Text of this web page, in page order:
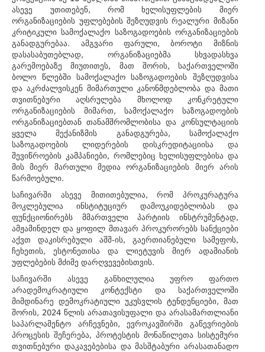
ასევე უთითებენ, რომ ხელისუფლების მიერ
ორგანიზაციების უფლებების შეზღუდვის რეალური მიზანი
კრიტიკული სამოქალაქო საზოგადოების ორგანიზაციების
განადგურებაა. ამგვარი ფარული, ბოროტი მიზნის
დასასაბუთებლად, ორგანიზაციებმა სხვადასხვა
გარემოებაზე მიუთითეს, მათ შორის, საქართველოში
ბოლო წლებში სამოქალაქო საზოგადოების შეზღუდვისა
და აკრძალვისკენ მიმართული კანონმდებლობა და მათი
თვითნებური აღსრულება მხოლოდ კონკრეტული
ორგანიზაციების მიმართ, სამოქალაქო საზოგადოების
ორგანიზაციებთან თანამშრომლობისა და კონსულტაციის
ყველა მექანიზმის განადგურება, სამოქალაქო
საზოგადოების ლიდერების დისკრედიტაციისა და
შევიწროების კამპანიები, რომლებიც ხელისუფლებისა და
მის მიერ მართული მედია ორგანიზაციების მიერ არის
წარმოებული.
საჩივარში ასევე მითითებულია, რომ პროკურატურა
მოკლებულია ინსტიტუციურ დამოუკიდებლობას და
ფუნქციონირებს მმართველი პარტიის ინსტრუმენტად,
ამჟამინდელ და ყოფილ მთავარ პროკურორებს სანქციები
აქვთ დაკისრებული აშშ-ის, გაერთიანებული სამეფოს,
ჩეხეთის, ესტონეთისა და ლიეტუვის მიერ ადამიანის
უფლებების მძიმე დარღვევებისთვის.
საჩივარში ასევე განხილულია უფრო ფართო
არადემოკრატიული კონტექსტი და საქართველოში
მიმდინარე დემოკრატიული უკუსვლის ტენდენციები, მათ
შორის, 2024 წლის არათავისუფალი და არასამართლიანი
საპარლამენტო არჩევნები, ევროკავშირში გაწევრიების
პროცესის შეჩერება, პროტესტის მონაწილეთა სისტემური
თვითნებური დაკავებებისა და მასშტაბური არასათანადო